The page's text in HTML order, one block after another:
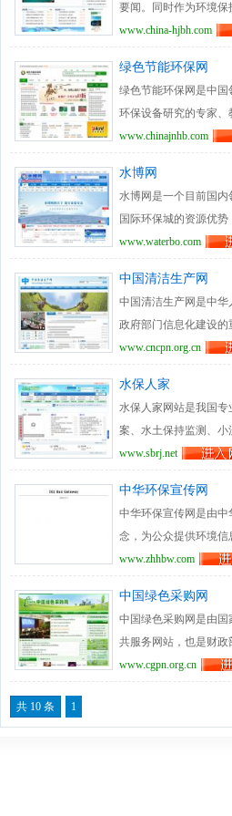
要闻。同时作为环境
关注的社会环保方面
也会介绍一些有关实
措施，政策以及活动
志的新近消息。
www.china-hjbh.com
绿色节能环保网
绿色节能环保网是中
环保设备研究的专家
设备技术服务的行业
品、采购、招商、品
念和增值服务模式，
网用户提供了方便的
www.chinajnhb.com
水博网
水博网是一个目前国
国际环保城的资源优
环保行业企业”为理念
心，以独特的市场定
施工组织设计、现场
领先的企业电子商务
的使用人数最多的第
www.waterbo.com
中国清洁生产网
中国清洁生产网是中
政府部门信息化建设
化、无纸化、实时化
息开发出来，变成社
带、政策法规、通报
产科学理论知识、宣
单位、公众的意见和
www.cncpn.org.cn
水保人家
水保人家网站是我国
案、水土保持监测、
内容的行业门户。水
www.sbrj.net
中华环保宣传网
中华环保宣传网是由
念，为公众提供环境
经验和环保实践；团
设、环境灾害、环境
坛展览、专家行、专
提供相关咨询和为企
www.zhhbw.com
中国绿色采购网
中国绿色采购网是由
共服务网站，也是财
务，百分百的满意”的
www.cgpn.org.cn
共 10 条 1